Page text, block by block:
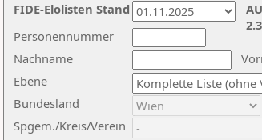
Nachname
Ebene
Personennummer
Bundesland
Spgem./Kreis/Verein
FIDE-Elolisten Stand